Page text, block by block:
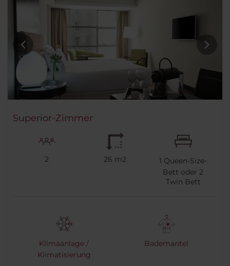
Superior-Zimmer
2 26 m2 1 Queen-Size-
Bett oder2
Twin Bett
Klimaanlage /
Klimatisierung
Bademantel